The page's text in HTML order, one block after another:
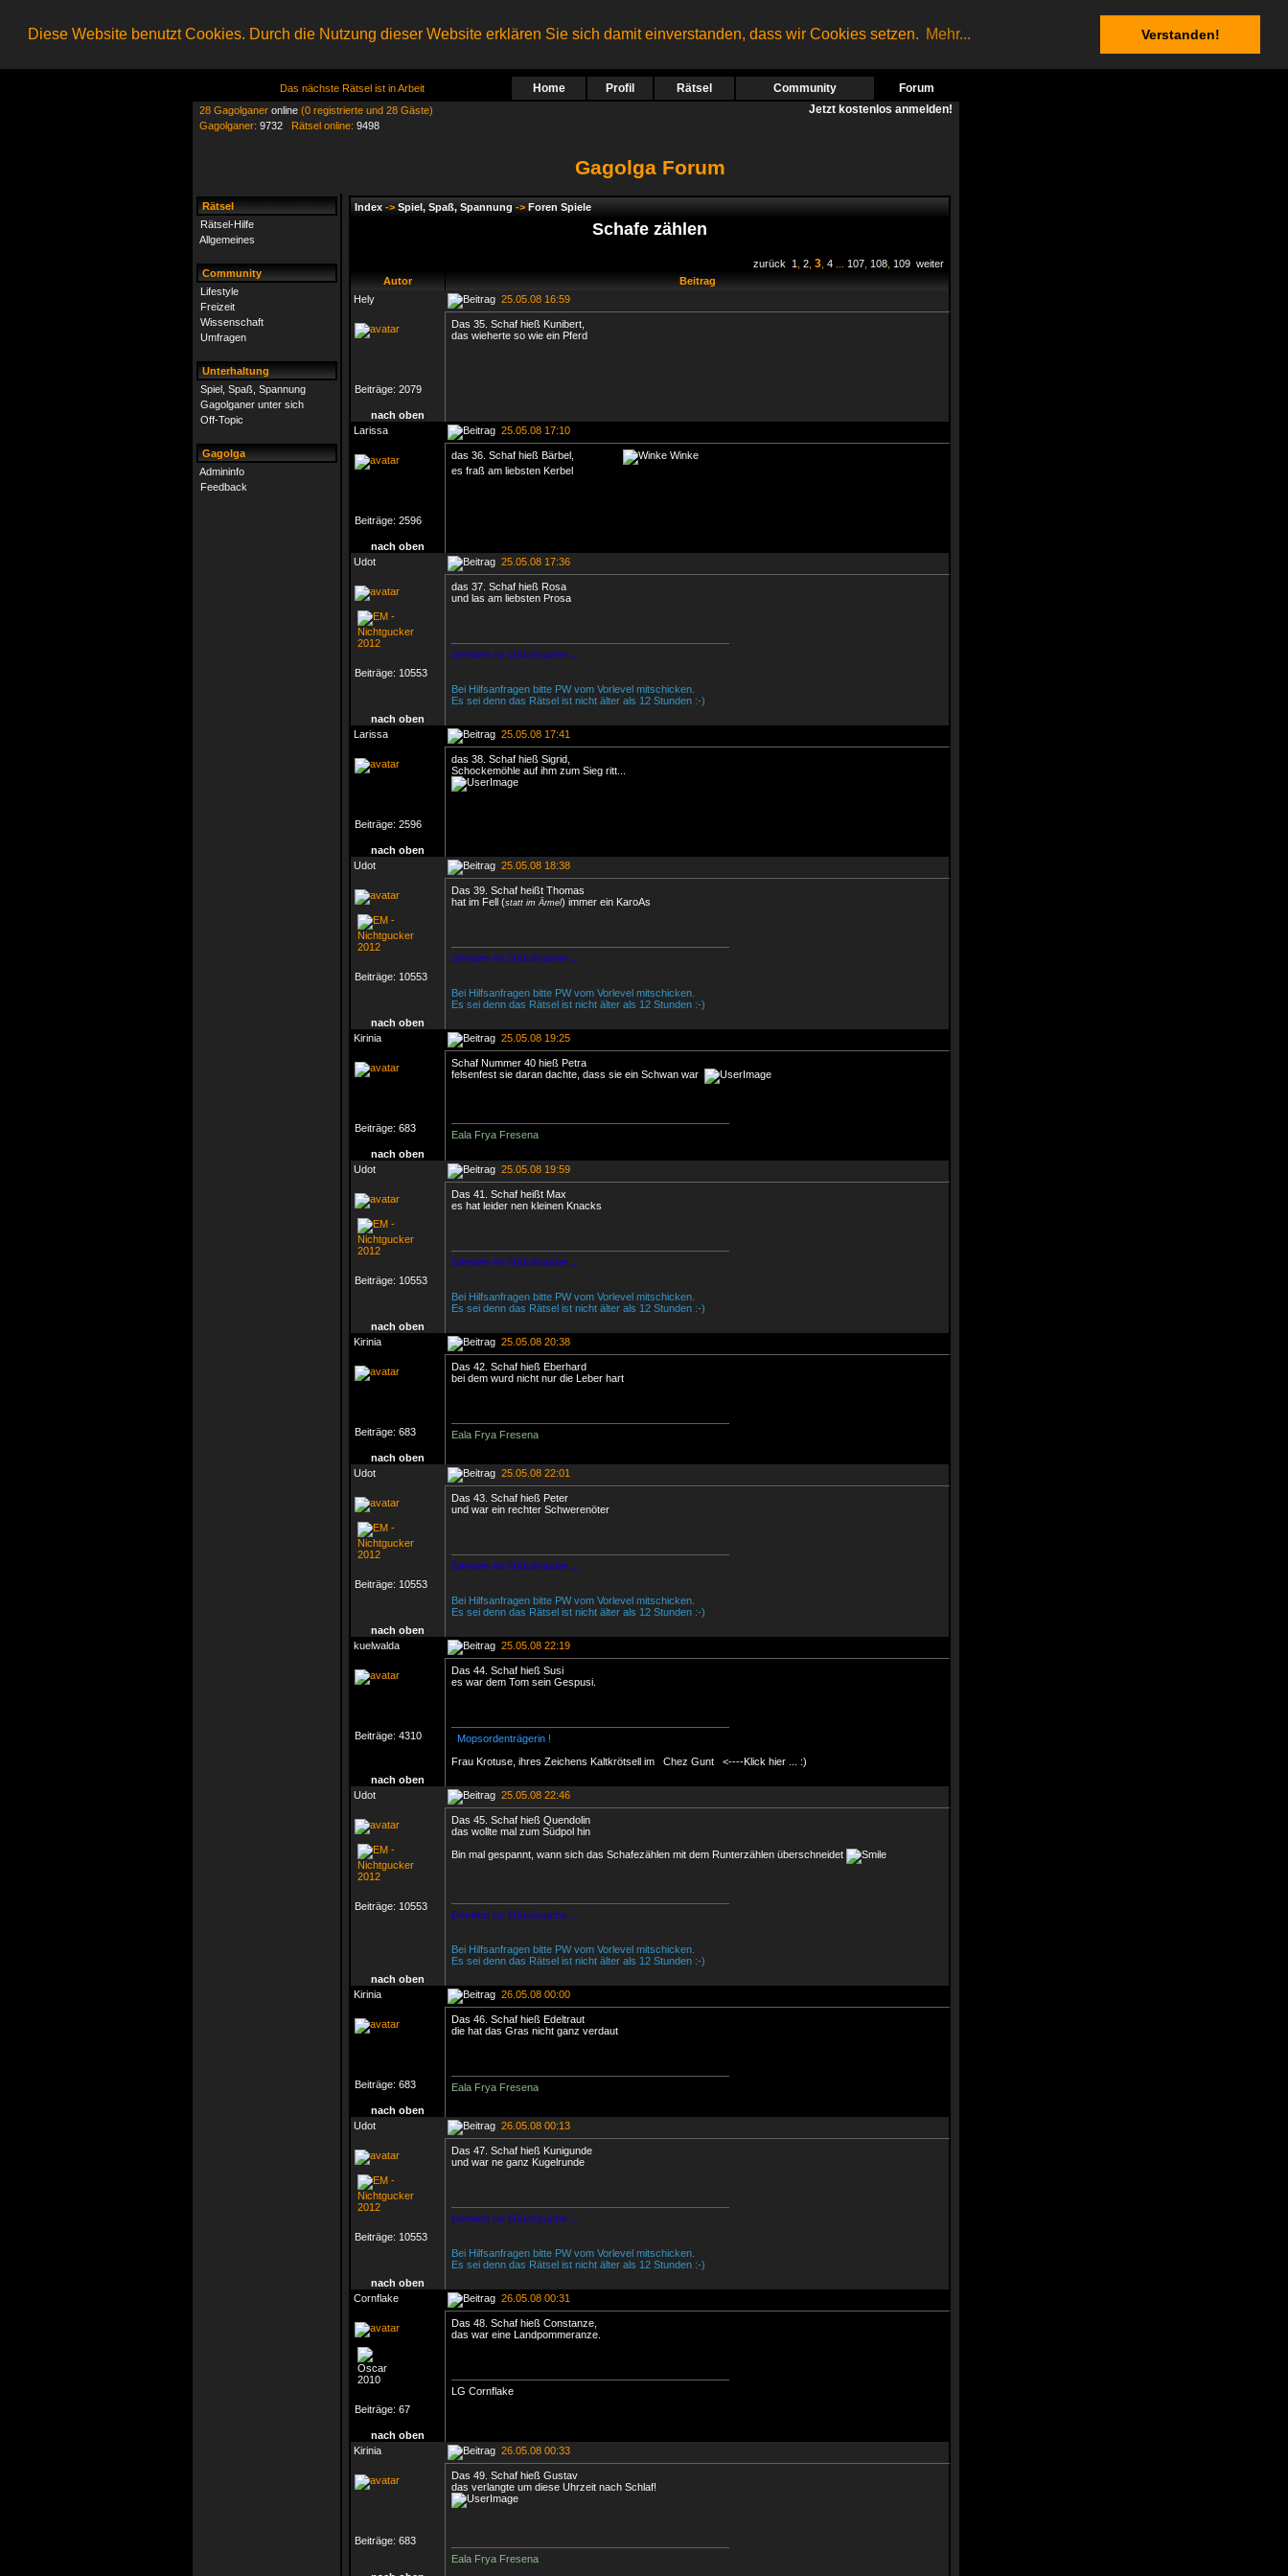
Diese Website benutzt Cookies. Durch die Nutzung dieser Website erklären Sie sich damit einverstanden, dass wir Cookies setzen. Mehr... Verstanden!
Das nächste Rätsel ist in Arbeit Home Profil Rätsel Community Forum
28 Gagolganer online (0 registrierte und 28 Gäste)
Gagolganer: 9732 Rätsel online: 9498
Jetzt kostenlos anmelden!
Gagolga Forum
Rätsel
Rätsel-Hilfe
Allgemeines
Community
Lifestyle
Freizeit
Wissenschaft
Umfragen
Unterhaltung
Spiel, Spaß, Spannung
Gagolganer unter sich
Off-Topic
Gagolga
Admininfo
Feedback
Index -> Spiel, Spaß, Spannung -> Foren Spiele
Schafe zählen
zurück 1 2 3 4 107 108 109 weiter
Autor
Beitrag
Hely
25.05.08 16:59
Beiträge: 2079
Das 35. Schaf hieß Kunibert,
das wieherte so wie ein Pferd
nach oben
Larissa
25.05.08 17:10
Beiträge: 2596
das 36. Schaf hieß Bärbel,
es fraß am liebsten Kerbel
nach oben
Udot
25.05.08 17:36
Beiträge: 10553
das 37. Schaf hieß Rosa
und las am liebsten Prosa
Denken ist Glücksache ...
Bei Hilfsanfragen bitte PW vom Vorlevel mitschicken.
Es sei denn das Rätsel ist nicht älter als 12 Stunden :-)
nach oben
Larissa
25.05.08 17:41
Beiträge: 2596
das 38. Schaf hieß Sigrid,
Schockemöhle auf ihm zum Sieg ritt...
nach oben
Udot
25.05.08 18:38
Beiträge: 10553
Das 39. Schaf heißt Thomas
hat im Fell (statt im Ärmel) immer ein KaroAs
Denken ist Glücksache ...
Bei Hilfsanfragen bitte PW vom Vorlevel mitschicken.
Es sei denn das Rätsel ist nicht älter als 12 Stunden :-)
nach oben
Kirinia
25.05.08 19:25
Beiträge: 683
Schaf Nummer 40 hieß Petra
felsenfest sie daran dachte, dass sie ein Schwan war
Eala Frya Fresena
nach oben
Udot
25.05.08 19:59
Beiträge: 10553
Das 41. Schaf heißt Max
es hat leider nen kleinen Knacks
Denken ist Glücksache ...
Bei Hilfsanfragen bitte PW vom Vorlevel mitschicken.
Es sei denn das Rätsel ist nicht älter als 12 Stunden :-)
nach oben
Kirinia
25.05.08 20:38
Beiträge: 683
Das 42. Schaf hieß Eberhard
bei dem wurd nicht nur die Leber hart
Eala Frya Fresena
nach oben
Udot
25.05.08 22:01
Beiträge: 10553
Das 43. Schaf hieß Peter
und war ein rechter Schwerenöter
Denken ist Glücksache ...
Bei Hilfsanfragen bitte PW vom Vorlevel mitschicken.
Es sei denn das Rätsel ist nicht älter als 12 Stunden :-)
nach oben
kuelwalda
25.05.08 22:19
Beiträge: 4310
Das 44. Schaf hieß Susi
es war dem Tom sein Gespusi.
Mopsordenträgerin !
Frau Krotuse, ihres Zeichens Kaltkrötsell im Chez Gunt <----Klick hier ... :)
nach oben
Udot
25.05.08 22:46
Beiträge: 10553
Das 45. Schaf hieß Quendolin
das wollte mal zum Südpol hin
Bin mal gespannt, wann sich das Schafezählen mit dem Runterzählen überschneidet
Denken ist Glücksache ...
Bei Hilfsanfragen bitte PW vom Vorlevel mitschicken.
Es sei denn das Rätsel ist nicht älter als 12 Stunden :-)
nach oben
Kirinia
26.05.08 00:00
Beiträge: 683
Das 46. Schaf hieß Edeltraut
die hat das Gras nicht ganz verdaut
Eala Frya Fresena
nach oben
Udot
26.05.08 00:13
Beiträge: 10553
Das 47. Schaf hieß Kunigunde
und war ne ganz Kugelrunde
Denken ist Glücksache ...
Bei Hilfsanfragen bitte PW vom Vorlevel mitschicken.
Es sei denn das Rätsel ist nicht älter als 12 Stunden :-)
nach oben
Cornflake
26.05.08 00:31
Beiträge: 67
Das 48. Schaf hieß Constanze,
das war eine Landpommeranze.
LG Cornflake
nach oben
Kirinia
26.05.08 00:33
Beiträge: 683
Das 49. Schaf hieß Gustav
das verlangte um diese Uhrzeit nach Schlaf!
Eala Frya Fresena